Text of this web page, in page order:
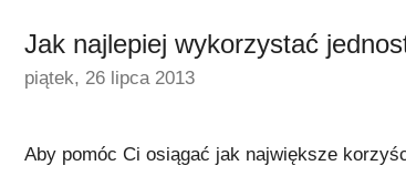
Jak najlepiej wykorzystać
piątek, 26 lipca 2013
Aby pomóc Ci osiągać jak największe